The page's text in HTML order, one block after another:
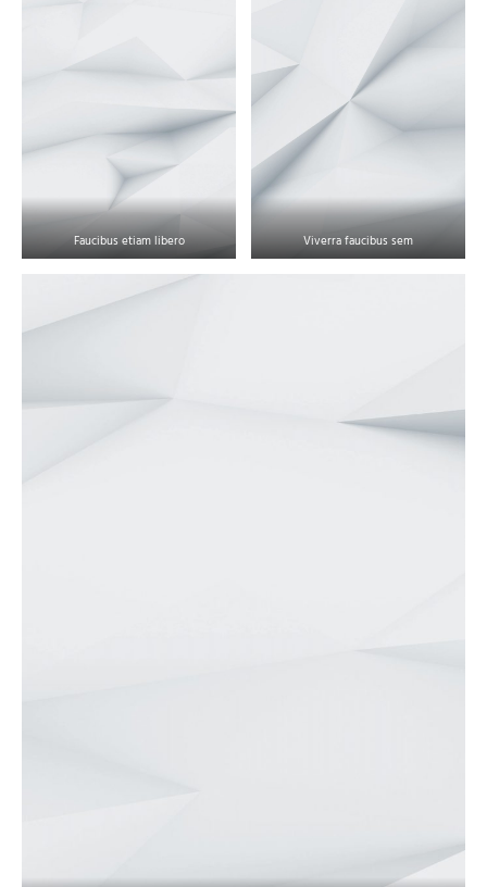
Faucibus etiam libero Viverra faucibus sem